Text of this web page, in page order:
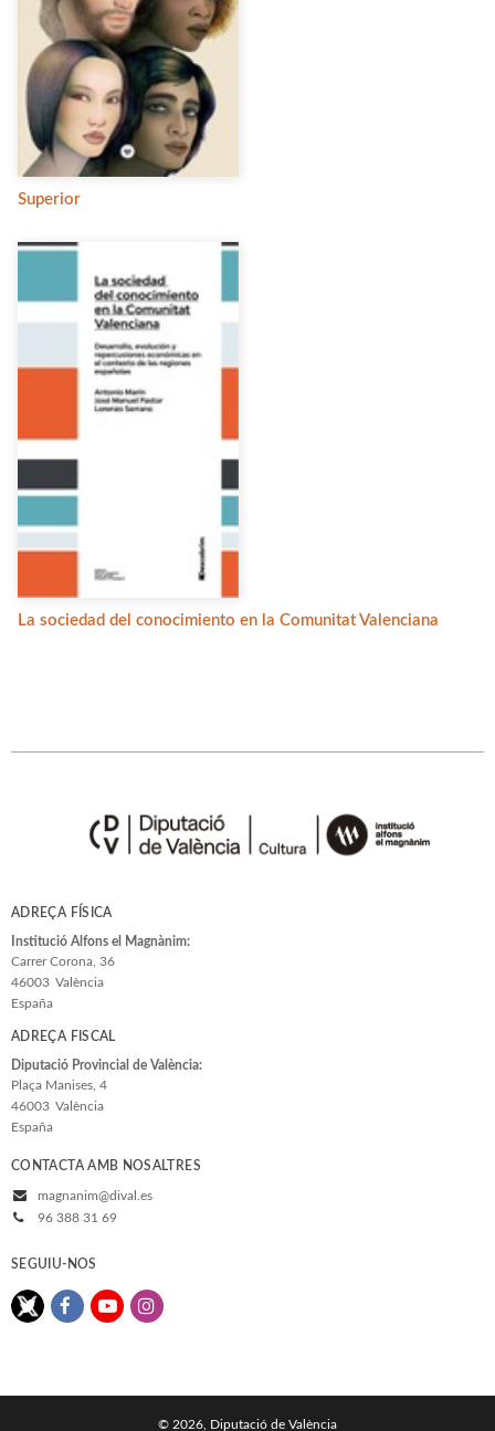
Superior
La sociedad del conocimiento en la Comunitat Valenciana
ADREÇA FÍSICA
Institució Alfons el Magnànim:
Carrer Corona, 36
46003 València
España
ADREÇA FISCAL
Diputació Provincial de València:
Plaça Manises, 4
46003 València
España
CONTACTA AMB NOSALTRES
magnanim@dival.es
96 388 31 69
SEGUIU-NOS
© 2026, Diputació de València